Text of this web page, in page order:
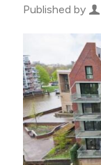
Published by